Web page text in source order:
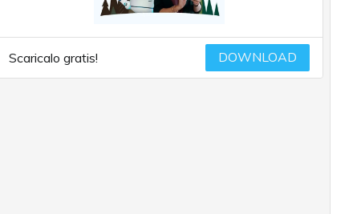
Scaricalo gratis! DOWNLOAD